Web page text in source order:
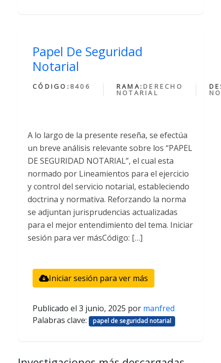
Papel De Seguridad
Notarial
CÓDIGO: 8406 RAMA: DERECHO
NOTARIAL
A lo largo de la presente reseña, se efectúa
un breve análisis relevante sobre los “PAPEL
DE SEGURIDAD NOTARIAL”, el cual esta
normado por Lineamientos para el ejercicio
y control del servicio notarial, estableciendo
doctrina y normativa. Reforzando la norma
se adjuntan jurisprudencias actualizadas
para el mejor entendimiento del tema. Iniciar
sesión para ver másCódigo: […]
Iniciar sesión para ver más
Publicado el 3 junio, 2025 por manfred
Palabras clave:
papel de seguridad notarial